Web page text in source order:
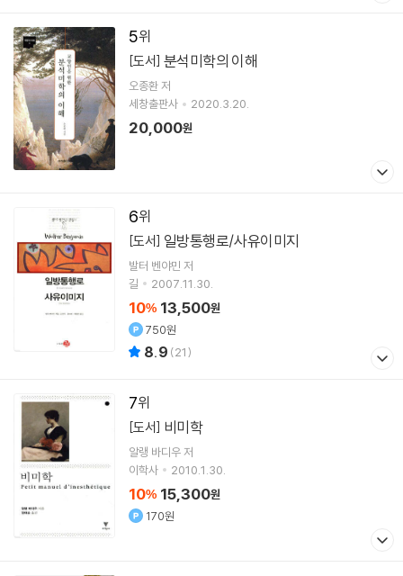
5
[도서] 분석미학의 이해
오종환저
세창출판사
2020.3.20.
20,000원
6
[도서] 일방통행로/사유이미지
발터 벤야민 저
길
2007.11.30.
10% 13,500원
750원
8.9 (21)
7
[도서] 비미학
알랭 바디우저
이학사
2010.1.30.
10% 15,300원
170원